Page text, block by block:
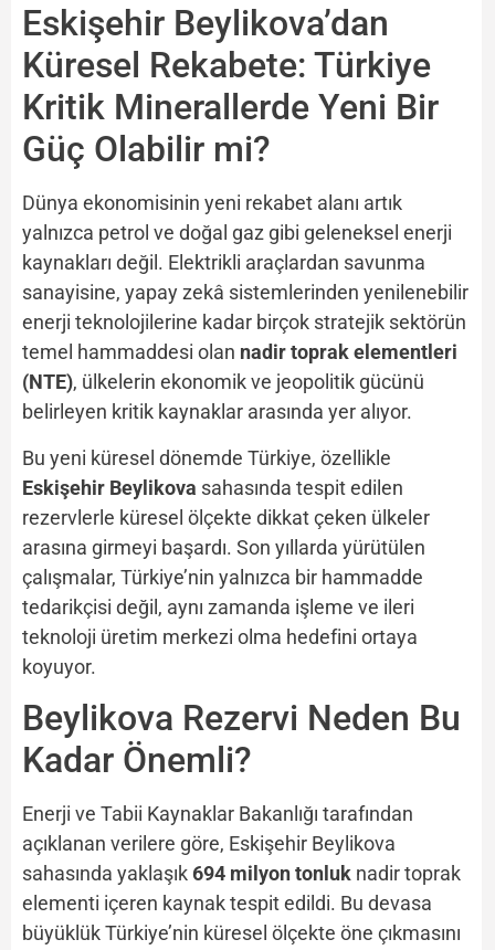
Eskişehir Beylikova’dan
Küresel Rekabete: Türkiye
Kritik Minerallerde Yeni Bir
Güç Olabilir mi?
Dünya ekonomisinin yeni rekabet alanı artık
yalnızca petrol ve doğal gaz gibi geleneksel enerji
kaynakları değil. Elektrikli araçlardan savunma
sanayisine, yapay zekâ sistemlerinden yenilenebilir
enerji teknolojilerine kadar birçok stratejik sektörün
temel hammaddesi olan nadir toprak elementleri
(NTE), ülkelerin ekonomik ve jeopolitik gücünü
belirleyen kritik kaynaklar arasında yer alıyor.
Bu yeni küresel dönemde Türkiye, özellikle
Eskişehir Beylikova sahasında tespit edilen
rezervlerle küresel ölçekte dikkat çeken ülkeler
arasına girmeyi başardı. Son yıllarda yürütülen
çalışmalar, Türkiye’nin yalnızca bir hammadde
tedarikçisi değil, aynı zamanda işleme ve ileri
teknoloji üretim merkezi olma hedefini ortaya
koyuyor.
Beylikova Rezervi Neden Bu
Kadar Önemli?
Enerji ve Tabii Kaynaklar Bakanlığı tarafından
açıklanan verilere göre, Eskişehir Beylikova
sahasında yaklaşık694 milyon tonluk nadir toprak
elementi içeren kaynak tespit edildi. Bu devasa
büyüklük Türkiye’nin küresel ölçekte öne çıkmasını